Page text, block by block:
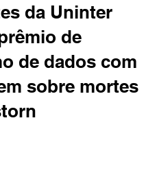
da Uninter
de
de dados com
sobre mortes